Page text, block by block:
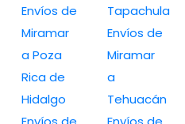
Envíos de
Miramar
a Poza
Rica de
Hidalgo
Tapachula
Envíos de
Miramar
a
Tehuacán